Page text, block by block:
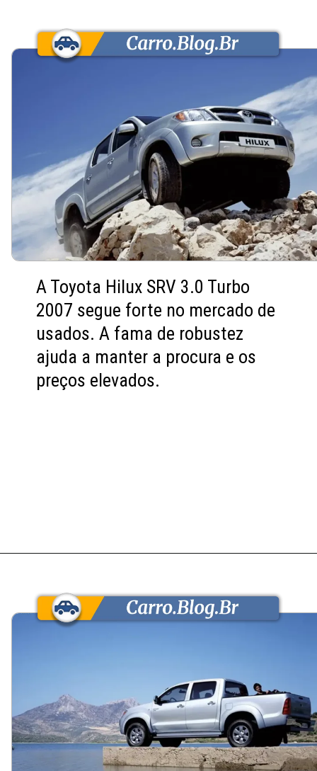
A Toyota Hilux SRV 3.0 Turbo
2007 segue forte no mercado de
usados. A fama de robustez
ajuda a manter a procura e os
preços elevados.